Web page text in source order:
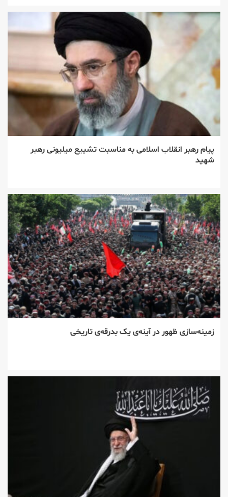
پیام رهبر انقلاب اسلامی به مناسبت تشییع میلیونی رهبر
شهید
زمینه‌سازی ظهور در آینه‌ی یک بدرقه‌ی تاریخی